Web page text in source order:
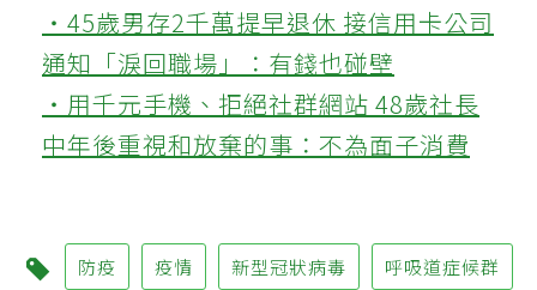
‧45歲男存2千萬提早退休 接信用卡公司
通知「淚回職場」：有錢也碰壁
‧用千元手機、拒絕社群網站 48歲社長
中年後重視和放棄的事：不為面子消費
防疫 疫情 新型冠狀病毒 呼吸道症候群